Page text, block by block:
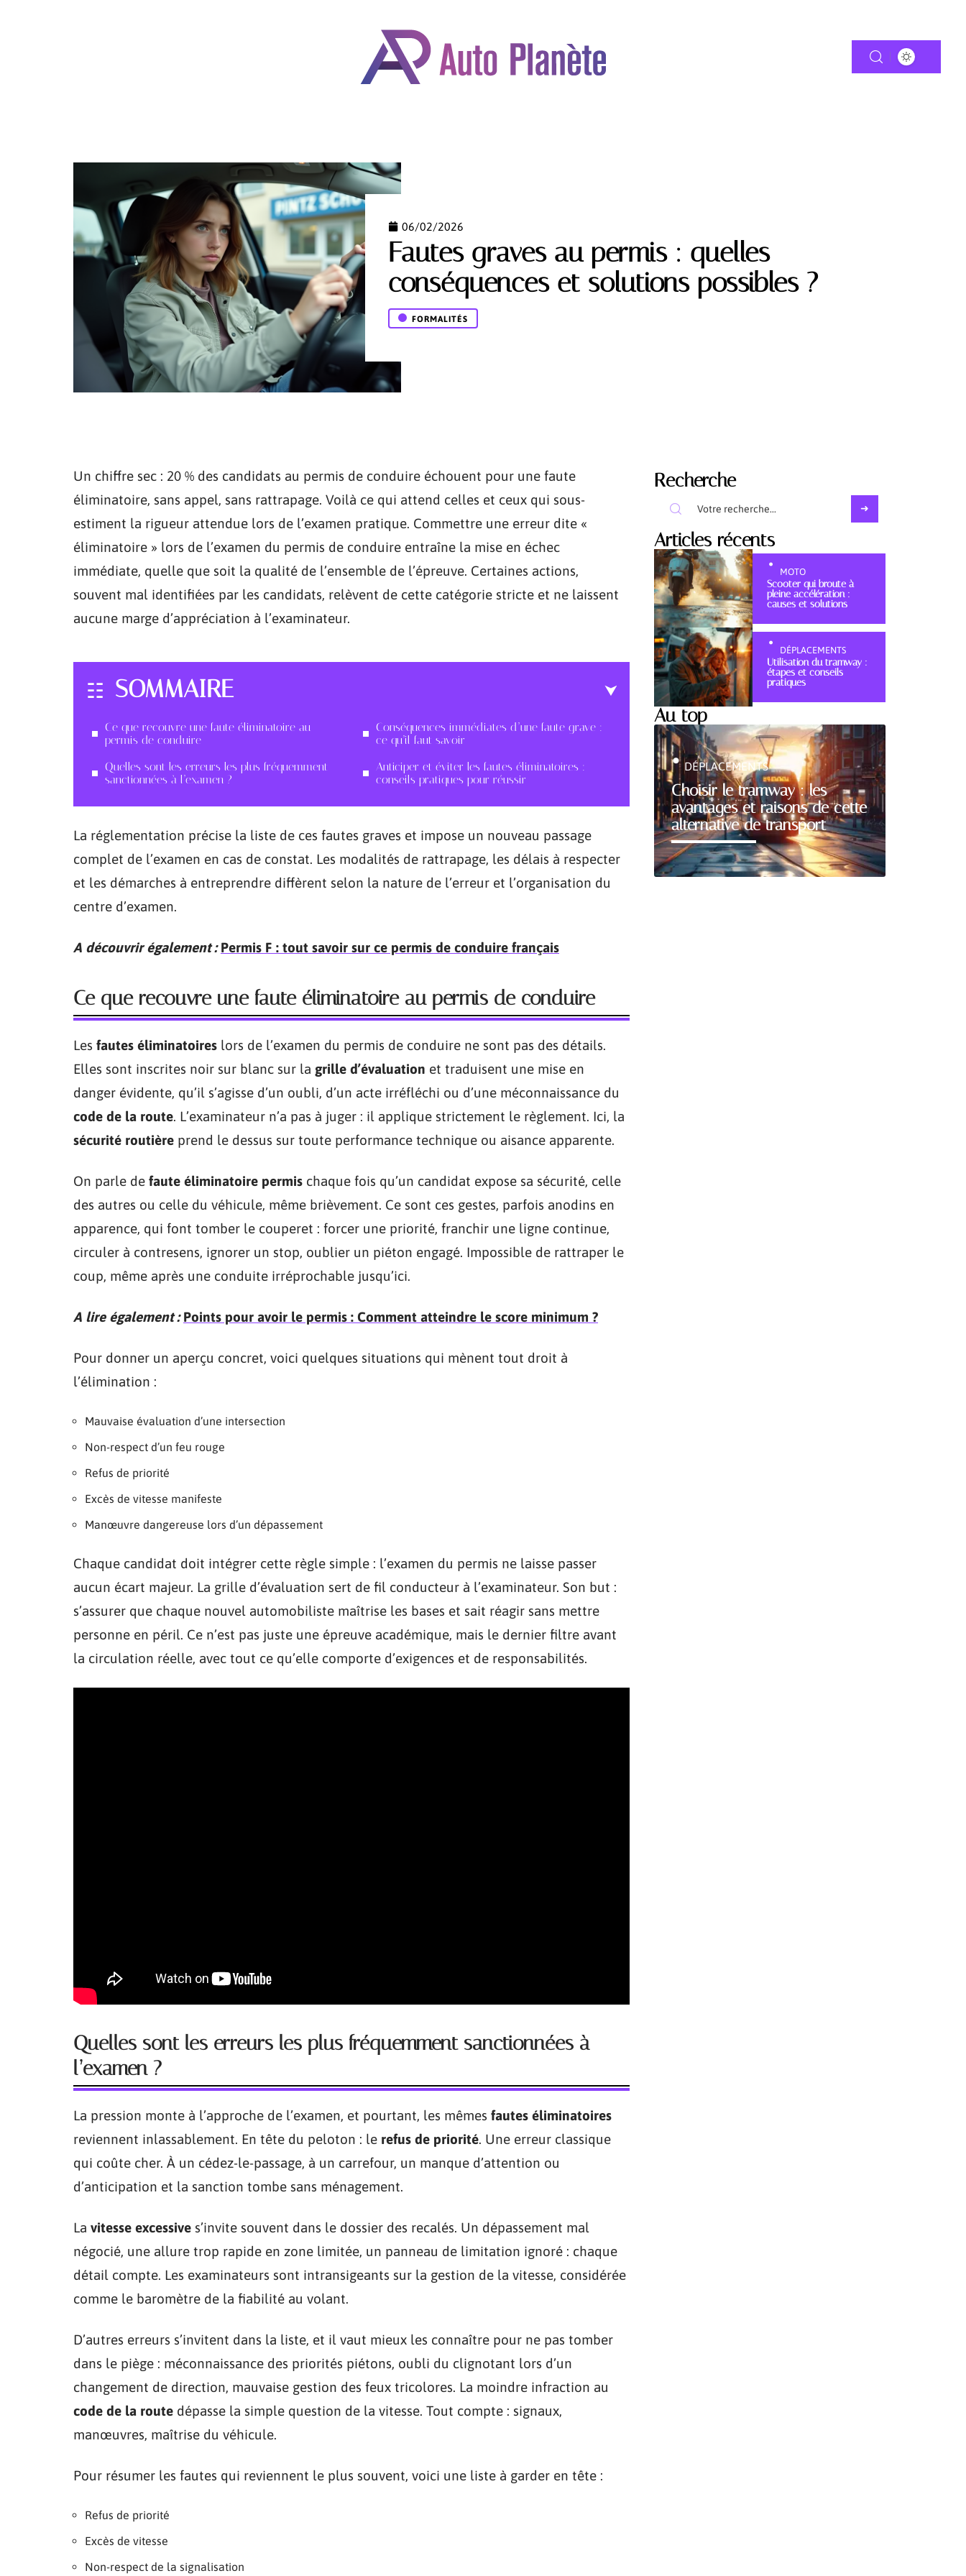
06/02/2026
Fautes graves au permis : quelles
conséquences et solutions possibles ?
FORMALITÉS
Un chiffre sec : 20 % des candidats au permis de conduire échouent pour une faute
éliminatoire, sans appel, sans rattrapage. Voilà ce qui attend celles et ceux qui sous-
estiment la rigueur attendue lors de l’examen pratique. Commettre une erreur dite «
éliminatoire » lors de l’examen du permis de conduire entraîne la mise en échec
immédiate, quelle que soit la qualité de l’ensemble de l’épreuve. Certaines actions,
souvent mal identifiées par les candidats, relèvent de cette catégorie stricte et ne laissent
aucune marge d’appréciation à l’examinateur.
SOMMAIRE
Ce que recouvre une faute éliminatoire au
permis de conduire
Quelles sont les erreurs les plus fréquemment
sanctionnées à l’examen ?
Conséquences immédiates d’une faute grave :
ce qu’il faut savoir
Anticiper et éviter les fautes éliminatoires :
conseils pratiques pour réussir
La réglementation précise la liste de ces fautes graves et impose un nouveau passage
complet de l’examen en cas de constat. Les modalités de rattrapage, les délais à respecter
et les démarches à entreprendre diffèrent selon la nature de l’erreur et l’organisation du
centre d’examen.
A découvrir également : Permis F : tout savoir sur ce permis de conduire français
Ce que recouvre une faute éliminatoire au permis de conduire
Les fautes éliminatoires lors de l’examen du permis de conduire ne sont pas des détails.
Elles sont inscrites noir sur blanc sur la grille d’évaluation et traduisent une mise en
danger évidente, qu’il s’agisse d’un oubli, d’un acte irréfléchi ou d’une méconnaissance du
code de la route. L’examinateur n’a pas à juger : il applique strictement le règlement. Ici, la
sécurité routière prend le dessus sur toute performance technique ou aisance apparente.
On parle de faute éliminatoire permis chaque fois qu’un candidat expose sa sécurité, celle
des autres ou celle du véhicule, même brièvement. Ce sont ces gestes, parfois anodins en
apparence, qui font tomber le couperet : forcer une priorité, franchir une ligne continue,
circuler à contresens, ignorer un stop, oublier un piéton engagé. Impossible de rattraper le
coup, même après une conduite irréprochable jusqu’ici.
A lire également : Points pour avoir le permis : Comment atteindre le score minimum ?
Pour donner un aperçu concret, voici quelques situations qui mènent tout droit à
l’élimination :
Mauvaise évaluation d’une intersection
Non-respect d’un feu rouge
Refus de priorité
Excès de vitesse manifeste
Manœuvre dangereuse lors d’un dépassement
Chaque candidat doit intégrer cette règle simple : l’examen du permis ne laisse passer
aucun écart majeur. La grille d’évaluation sert de fil conducteur à l’examinateur. Son but :
s’assurer que chaque nouvel automobiliste maîtrise les bases et sait réagir sans mettre
personne en péril. Ce n’est pas juste une épreuve académique, mais le dernier filtre avant
la circulation réelle, avec tout ce qu’elle comporte d’exigences et de responsabilités.
Quelles sont les erreurs les plus fréquemment sanctionnées à
l’examen ?
La pression monte à l’approche de l’examen, et pourtant, les mêmes fautes éliminatoires
reviennent inlassablement. En tête du peloton : le refus de priorité. Une erreur classique
qui coûte cher. À un cédez-le-passage, à un carrefour, un manque d’attention ou
d’anticipation et la sanction tombe sans ménagement.
La vitesse excessive s’invite souvent dans le dossier des recalés. Un dépassement mal
négocié, une allure trop rapide en zone limitée, un panneau de limitation ignoré : chaque
détail compte. Les examinateurs sont intransigeants sur la gestion de la vitesse, considérée
comme le baromètre de la fiabilité au volant.
D’autres erreurs s’invitent dans la liste, et il vaut mieux les connaître pour ne pas tomber
dans le piège : méconnaissance des priorités piétons, oubli du clignotant lors d’un
changement de direction, mauvaise gestion des feux tricolores. La moindre infraction au
code de la route dépasse la simple question de la vitesse. Tout compte : signaux,
manœuvres, maîtrise du véhicule.
Pour résumer les fautes qui reviennent le plus souvent, voici une liste à garder en tête :
Refus de priorité
Excès de vitesse
Non-respect de la signalisation
Recherche
Articles récents
MOTO
Scooter qui broute à
pleine accélération :
causes et solutions
DÉPLACEMENTS
Utilisation du tramway :
étapes et conseils
pratiques
Au top
Choisir le tramway : les
avantages et raisons de cette
alternative de transport
DÉPLACEMENTS